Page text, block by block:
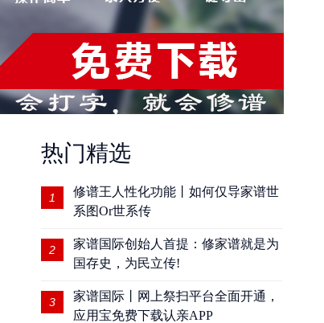
热门精选
1
修谱王人性化功能丨如何仅导家谱世
系图Or世系传
2
家谱国际创始人首提：修家谱就是为
国存史，为民立传!
3
家谱国际丨网上祭扫平台全面开通，
应用宝免费下载认亲APP